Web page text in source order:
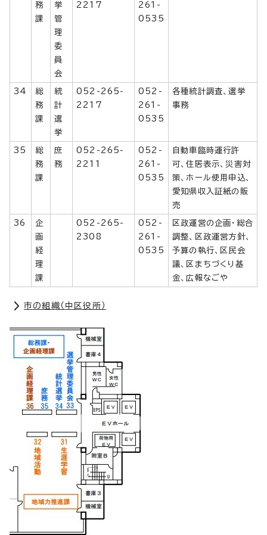
務
課
挙
管
理
委
員
会
2217
261-
0535
34
総
務
課
統
計
選
挙
052-265-
2217
052-
261-
0535
各種統計調査、選挙
事務
35
総
務
課
庶
務
052-265-
2211
052-
261-
0535
自動車臨時運行許
可、住居表示、災害対
策、ホール使用申込、
愛知県収入証紙の販
売
36
企
画
経
理
課
052-265-
2308
052-
261-
0535
区政運営の企画・総合
調整、区政運営方針、
予算の執行、区民会
議、区まちづくり基
金、広報なごや
市の組織（中区役所）